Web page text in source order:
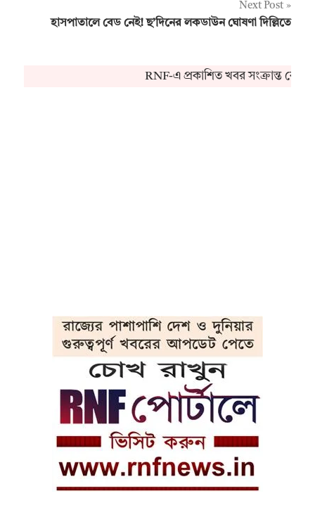
Next Post
হাসপাতালে বেড নেই! ছ’দিনের লকডাউন ঘোষণা দিল্লিতে
RNF-এ প্রকাশিত খবর সংক্রান্ত